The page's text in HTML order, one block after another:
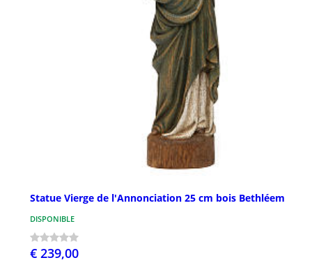
Statue Vierge de l'Annonciation 25 cm bois Bethléem
DISPONIBLE
€ 239,00